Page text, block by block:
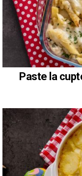
Paste la